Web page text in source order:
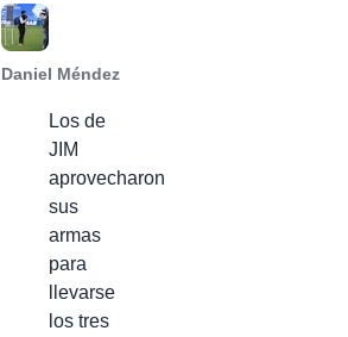
Daniel Méndez
Los de
JIM
aprovecharon
sus
armas
para
llevarse
los tres